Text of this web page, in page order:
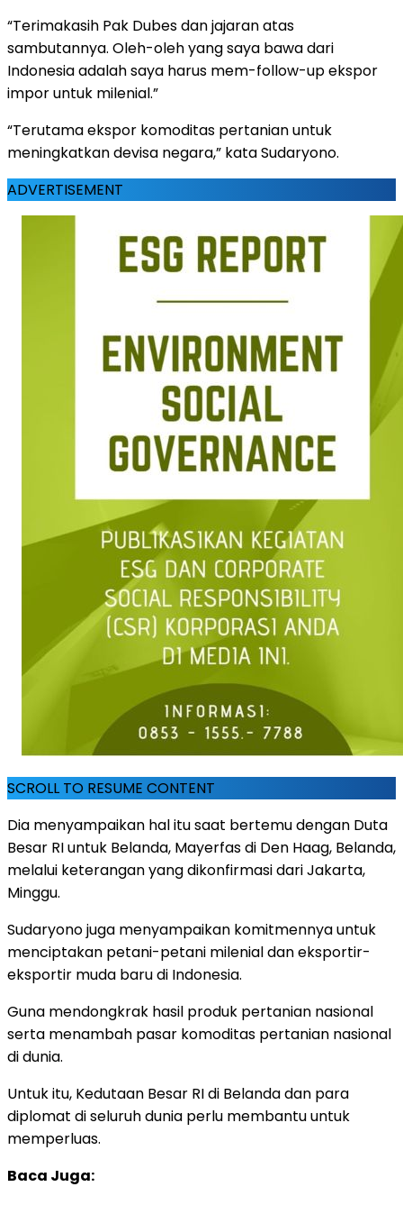
“Terimakasih Pak Dubes dan jajaran atas
sambutannya. Oleh-oleh yang saya bawa dari
Indonesia adalah saya harus mem-follow-up ekspor
impor untuk milenial.”
“Terutama ekspor komoditas pertanian untuk
meningkatkan devisa negara,” kata Sudaryono.
ADVERTISEMENT
SCROLL TO RESUME CONTENT
Dia menyampaikan hal itu saat bertemu dengan Duta
Besar RI untuk Belanda, Mayerfas di Den Haag, Belanda,
melalui keterangan yang dikonfirmasi dari Jakarta,
Minggu.
Sudaryono juga menyampaikan komitmennya untuk
menciptakan petani-petani milenial dan eksportir-
eksportir muda baru di Indonesia.
Guna mendongkrak hasil produk pertanian nasional
serta menambah pasar komoditas pertanian nasional
di dunia.
Untuk itu, Kedutaan Besar RI di Belanda dan para
diplomat di seluruh dunia perlu membantu untuk
memperluas.
Baca Juga: